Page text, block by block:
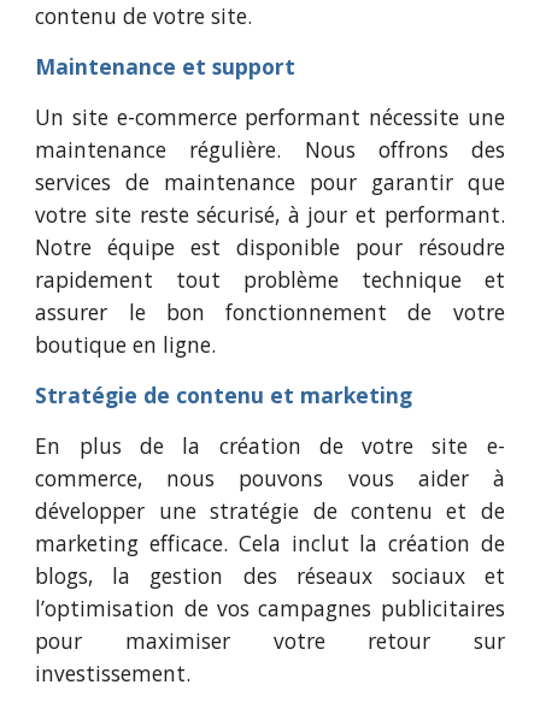
contenu de votre site.
Maintenance et support
Un site e-commerce performant nécessite une
maintenance régulière. Nous offrons des
services de maintenance pour garantir que
votre site reste sécurisé, à jour et performant.
Notre équipe est disponible pour résoudre
rapidement tout problème technique et
assurer le bon fonctionnement de votre
boutique en ligne.
Stratégie de contenu et marketing
En plus de la création de votre site e-
commerce, nous pouvons vous aider à
développer une stratégie de contenu et de
marketing efficace. Cela inclut la création de
blogs, la gestion des réseaux sociaux et
l’optimisation de vos campagnes publicitaires
pour maximiser votre retour sur
investissement.